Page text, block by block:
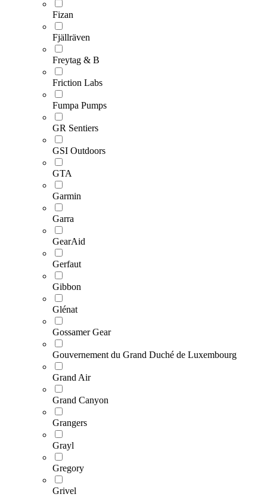
Fizan
Fjällräven
Freytag & B
Friction Labs
Fumpa Pumps
GR Sentiers
GSI Outdoors
GTA
Garmin
Garra
GearAid
Gerfaut
Gibbon
Glénat
Gossamer Gear
Gouvernement du Grand Duché de Luxembourg
Grand Air
Grand Canyon
Grangers
Grayl
Gregory
Grivel